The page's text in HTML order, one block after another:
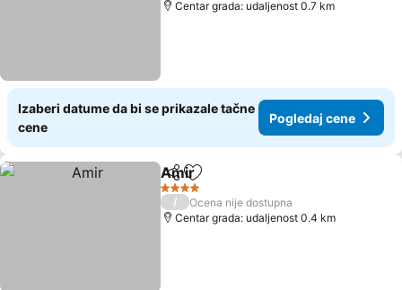
Centar grada: udaljenost 0.7 km
Izaberi datume da bi se prikazale tačne
cene
Pogledaj cene
Deli Dodati u favorite
Amir
4 Zvezdice
/
Ocena nije dostupna
Centar grada: udaljenost 0.4 km